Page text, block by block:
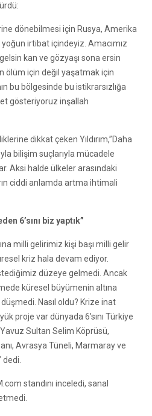
dönebilmesi için Rusya, Amerika
irtibat içindeyiz. Amacımız
kan ve gözyaşı sona ersin
ölüm için değil yaşatmak için
bu bölgesinde bu istikrarsızlığa
gösteriyoruz inşallah
dikkat çeken Yıldırım,”Daha
bilişim suçlarıyla mücadele
Aksi halde ülkeler arasındaki
ciddi anlamda artma ihtimali
6’sını biz yaptık”
milli gelirimiz kişi başı milli gelir
kriz hala devam ediyor.
düzeye gelmedi. Ancak
küresel büyümenin altına
Nasıl oldu? Krize inat
proje var dünyada 6’sını Türkiye
Sultan Selim Köprüsü,
Avrasya Tüneli, Marmaray ve
standını inceledi, sanal